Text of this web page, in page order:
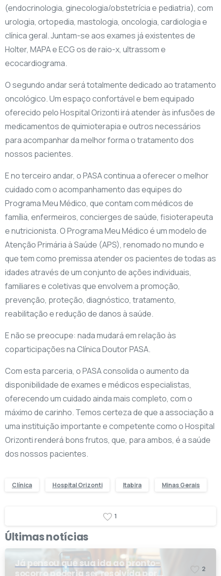
(endocrinologia, ginecologia/obstetrícia e pediatria), com
urologia, ortopedia, mastologia, oncologia, cardiologia e
clínica geral. Juntam-se aos exames já existentes de
Holter, MAPA e ECG os de raio-x, ultrassom e
ecocardiograma.
O segundo andar será totalmente dedicado ao tratamento
oncológico. Um espaço confortável e bem equipado
oferecido pelo Hospital Orizonti irá atender às infusões de
medicamentos de quimioterapia e outros necessários
para acompanhar da melhor forma o tratamento dos
nossos pacientes.
E no terceiro andar, o PASA continua a oferecer o melhor
cuidado com o acompanhamento das equipes do
Programa Meu Médico, que contam com médicos de
família, enfermeiros, concierges de saúde, fisioterapeuta
e nutricionista. O Programa Meu Médico é um modelo de
Atenção Primária à Saúde (APS), renomado no mundo e
que tem como premissa atender os pacientes de todas as
idades através de um conjunto de ações individuais,
familiares e coletivas que envolvem a promoção,
prevenção, proteção, diagnóstico, tratamento,
reabilitação e redução de danos à saúde.
E não se preocupe: nada mudará em relação às
coparticipações na Clínica Doutor PASA.
Com esta parceria, o PASA consolida o aumento da
disponibilidade de exames e médicos especialistas,
oferecendo um cuidado ainda mais completo, com o
máximo de carinho. Temos certeza de que a associação a
uma instituição importante e competente como o Hospital
Orizonti renderá bons frutos, que, para ambos, é a saúde
dos nossos pacientes.
Clínica Hospital Orizonti Itabira Minas Gerais
1
Últimas notícias
Já pensou que sua ida ao pronto-
socorro poderia ser resolvida por
2